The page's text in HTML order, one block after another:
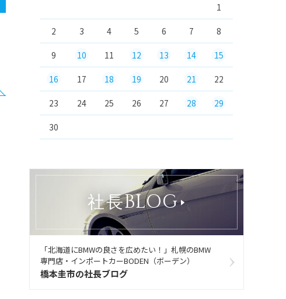
1
2 3 4 5 6 7 8
9 10 11 12 13 14 15
16 17 18 19 20 21 22
23 24 25 26 27 28 29
30
社長BLOG
「北海道にBMWの良さを広めたい！」札幌のBMW
専門店・インポートカーBODEN（ボーデン）
橋本圭市の社長ブログ